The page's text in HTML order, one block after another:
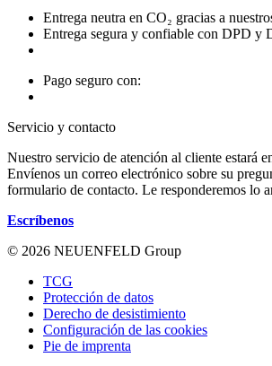
Entrega neutra en CO₂ gracias a
Entrega segura y confiable con DPD y
Pago seguro con:
Servicio y contacto
Nuestro servicio de atención al cliente estará
Envíenos un correo electrónico sobre su
formulario de contacto. Le responderemos lo
Escríbenos
© 2026 NEUENFELD Group
TCG
Protección de datos
Derecho de desistimiento
Configuración de las cookies
Pie de imprenta